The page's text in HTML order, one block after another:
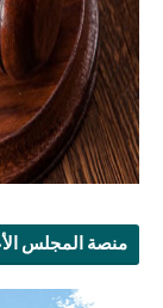
منصة المجلس